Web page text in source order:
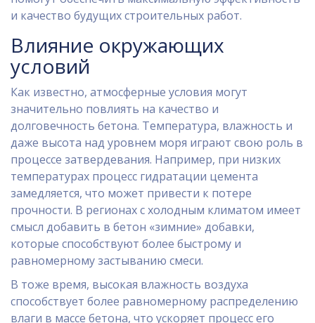
и качество будущих строительных работ.
Влияние окружающих
условий
Как известно, атмосферные условия могут
значительно повлиять на качество и
долговечность бетона. Температура, влажность и
даже высота над уровнем моря играют свою роль в
процессе затвердевания. Например, при низких
температурах процесс гидратации цемента
замедляется, что может привести к потере
прочности. В регионах с холодным климатом имеет
смысл добавить в бетон «зимние» добавки,
которые способствуют более быстрому и
равномерному застыванию смеси.
В тоже время, высокая влажность воздуха
способствует более равномерному распределению
влаги в массе бетона, что ускоряет процесс его